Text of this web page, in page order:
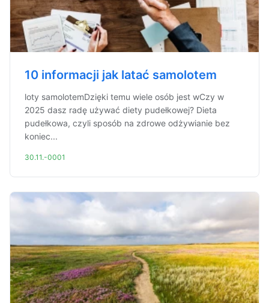
10 informacji jak latać samolotem
loty samolotemDzięki temu wiele osób jest wCzy w
2025 dasz radę używać diety pudełkowej? Dieta
pudełkowa, czyli sposób na zdrowe odżywianie bez
koniec...
30.11.-0001